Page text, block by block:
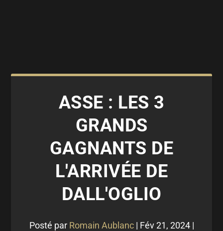
ASSE : LES 3
GRANDS
GAGNANTS DE
L'ARRIVÉE DE
DALL'OGLIO
Posté par Romain Aublanc| Fév 21, 2024|